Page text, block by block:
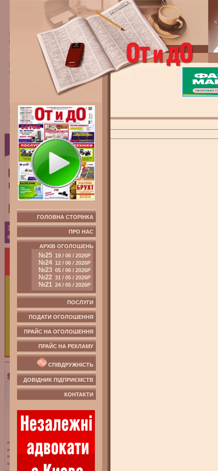
ГОЛОВНА СТОРІНКА
ПРО НАС
АРХІВ ОГОЛОШЕНЬ
№25 19 / 06 / 2026Р
№24 12 / 06 / 2026Р
№23 05 / 06 / 2026Р
№22 31 / 05 / 2026Р
№21 24 / 05 / 2026Р
ПОСЛУГИ
ПОДАТИ ОГОЛОШЕННЯ
ПРАЙС НА ОГОЛОШЕННЯ
ПРАЙС НА РЕКЛАМУ
СПІВДРУЖНІСТЬ
ДОВІДНИК ПІДПРИЄМСТВ
КОНТАКТИ